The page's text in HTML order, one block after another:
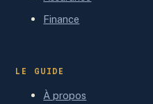
Finance
LE GUIDE
À propos